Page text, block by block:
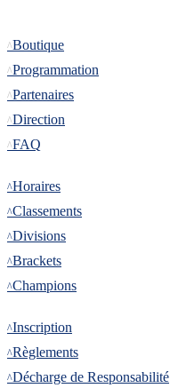
Boutique
Programmation
Partenaires
Direction
FAQ
Horaires
Classements
Divisions
Brackets
Champions
Inscription
Règlements
Décharge de Responsabilité